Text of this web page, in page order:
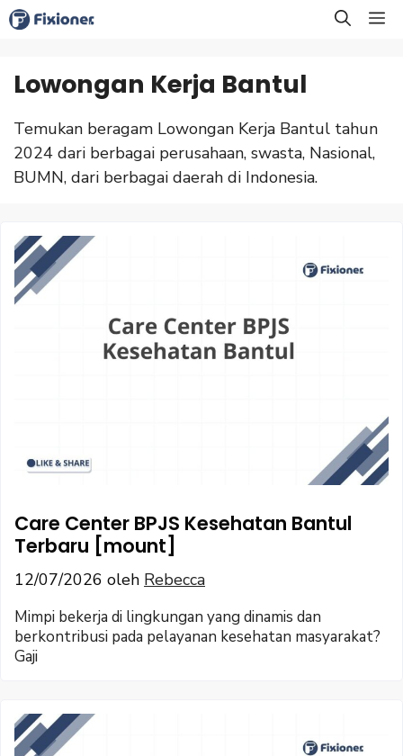
Langsung
ke
Lowongan Kerja Bantul
Temukan beragam Lowongan Kerja Bantul tahun
2024 dari berbagai perusahaan, swasta, Nasional,
BUMN, dari berbagai daerah di Indonesia.
Care Center BPJS Kesehatan Bantul
Terbaru [mount]
12/07/2026 oleh Rebecca
Mimpi bekerja di lingkungan yang dinamis dan
berkontribusi pada pelayanan kesehatan masyarakat?
Gaji